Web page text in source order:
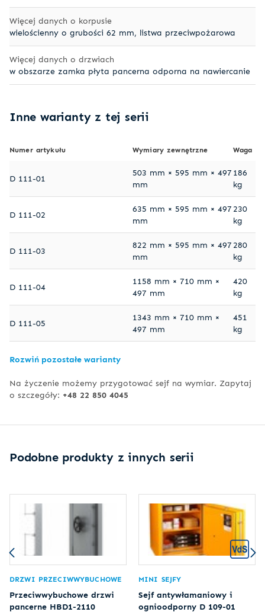
Więcej danych o korpusie
wielościenny o grubości 62 mm, listwa przeciwpożarowa
Więcej danych o drzwiach
w obszarze zamka płyta pancerna odporna na nawiercanie
Inne warianty z tej serii
Numer artykułu Wymiary zewnętrzne Waga
D 111-01
503 mm × 595 mm × 497
mm
186
kg
D 111-02
635 mm × 595 mm × 497
mm
230
kg
D 111-03
822 mm × 595 mm × 497
mm
280
kg
D 111-04
1158 mm × 710 mm ×
497 mm
420
kg
D 111-05
1343 mm × 710 mm ×
497 mm
451
kg
Rozwiń pozostałe warianty
Na życzenie możemy przygotować sejf na wymiar. Zapytaj
o szczegóły: +48 22 850 4045
Podobne produkty z innych serii
DRZWI PRZECIWWYBUCHOWE
Przeciwwybuchowe drzwi
pancerne HBD1-2110
MINI SEJFY
Sejf antywłamaniowy i
ognioodporny D 109-01